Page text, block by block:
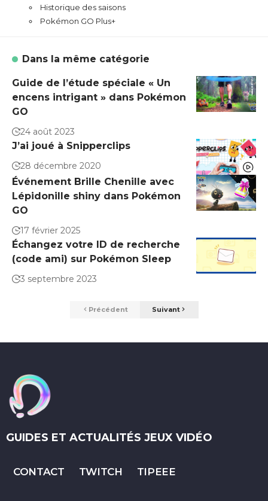
Historique des saisons
Pokémon GO Plus+
Dans la même catégorie
Guide de l’étude spéciale « Un
encens intrigant » dans Pokémon
GO
24 août 2023
J’ai joué à Snipperclips
28 décembre 2020
Événement Brille Chenille avec
Lépidonille shiny dans Pokémon
GO
17 février 2025
Échangez votre ID de recherche
(code ami) sur Pokémon Sleep
3 septembre 2023
Précédent Suivant
GUIDES ET ACTUALITÉS JEUX VIDÉO
CONTACT TWITCH TIPEEE